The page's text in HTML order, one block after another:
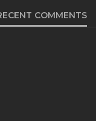
COMMENTS